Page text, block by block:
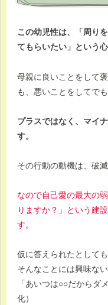
この幼児性は、「周り
てもらいたい」という
母親に良いことをして
も、悪いことをしてで
プラスではなく、マイ
す。
その行動の動機は、破
なので自己愛の最大の
りますか？」という建
す。
仮に答えられたとして
そんなことには興味ない
「あいつは○○だからダ
化）